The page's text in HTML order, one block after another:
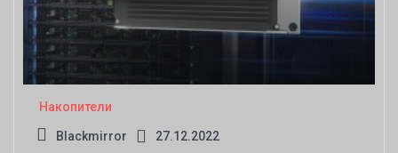
Накопители
Blackmirror 27.12.2022